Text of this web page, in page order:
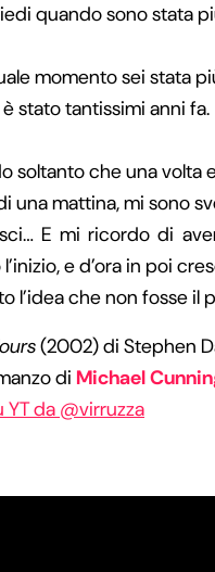
quando sono stata
momento sei stata
è stato tantissimi anni fa.
soltanto che una volta
una mattina, mi sono
E mi ricordo di
e d’ora in poi
l’idea che non fosse il
(2002) di Stephen
di Michael
da @virruzza